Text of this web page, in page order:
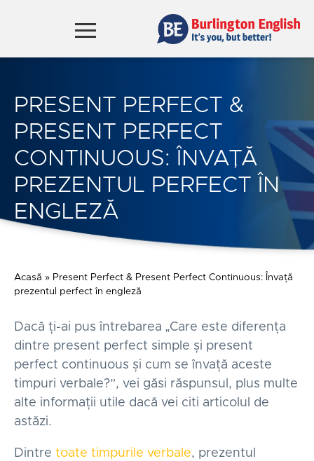
PRESENT PERFECT &
PRESENT PERFECT
CONTINUOUS: ÎNVAȚĂ
PREZENTUL PERFECT ÎN
ENGLEZĂ
Acasă » Present Perfect & Present Perfect Continuous: Învață
prezentul perfect în engleză
Dacă ți-ai pus întrebarea „Care este diferența
dintre present perfect simple și present
perfect continuous și cum se învață aceste
timpuri verbale?”, vei găsi răspunsul, plus multe
alte informații utile dacă vei citi articolul de
astăzi.
Dintre toate timpurile verbale, prezentul